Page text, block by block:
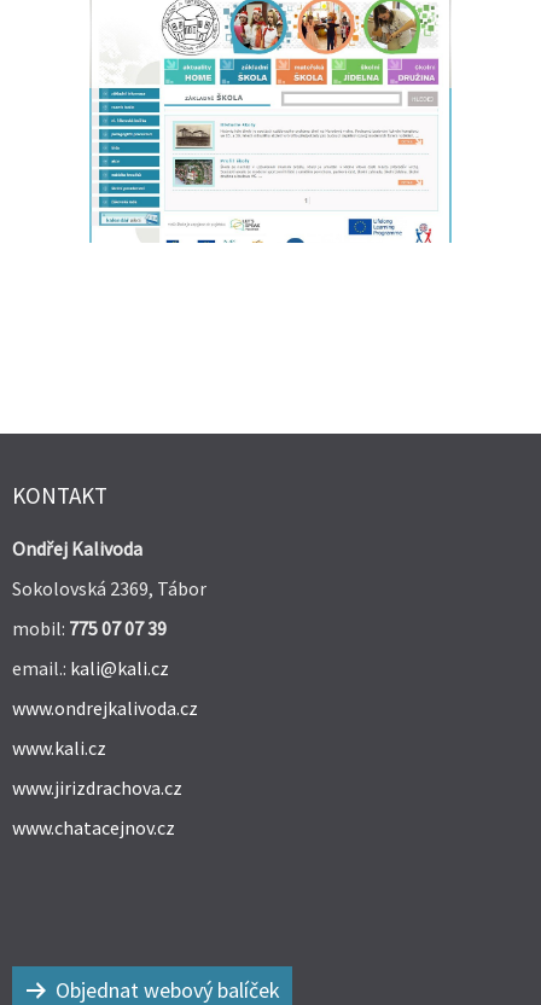
KONTAKT
Ondřej Kalivoda
Sokolovská 2369, Tábor
mobil: 775 07 07 39
email.: kali@kali.cz
www.ondrejkalivoda.cz
www.kali.cz
www.jirizdrachova.cz
www.chatacejnov.cz
Objednat webový balíček